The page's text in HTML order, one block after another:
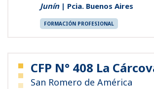
Junín| Pcia. Buenos Aires
FORMACIÓN PROFESIONAL
CFP N° 408 La
San Romero de América